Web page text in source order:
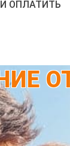
ОПЛАТИТЬ